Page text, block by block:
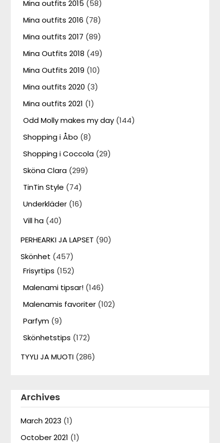
Mina outfits 2015 (58)
Mina outfits 2016 (78)
Mina outfits 2017 (89)
Mina Outfits 2018 (49)
Mina Outfits 2019 (10)
Mina outfits 2020 (3)
Mina outfits 2021 (1)
Odd Molly makes my day (144)
Shopping i Åbo (8)
Shopping i Coccola (29)
Sköna Clara (299)
TinTin Style (74)
Underkläder (16)
Vill ha (40)
PERHEARKI JA LAPSET (90)
Skönhet (457)
Frisyrtips (152)
Malenami tipsar! (146)
Malenamis favoriter (102)
Parfym (9)
Skönhetstips (172)
TYYLI JA MUOTI (286)
Archives
March 2023 (1)
October 2021 (1)